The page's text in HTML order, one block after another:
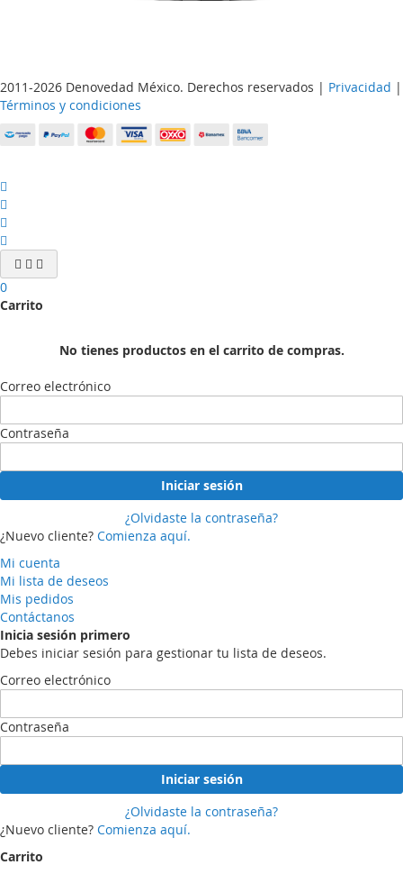
2011-2026 Denovedad México. Derechos reservados | Privacidad |
Términos y condiciones
0
Carrito
No tienes productos en el carrito de compras.
Correo electrónico
Contraseña
Iniciar sesión
¿Olvidaste la contraseña?
¿Nuevo cliente? Comienza aquí.
Mi cuenta
Mi lista de deseos
Mis pedidos
Contáctanos
Inicia sesión primero
Debes iniciar sesión para gestionar tu lista de deseos.
Correo electrónico
Contraseña
Iniciar sesión
¿Olvidaste la contraseña?
¿Nuevo cliente? Comienza aquí.
Carrito